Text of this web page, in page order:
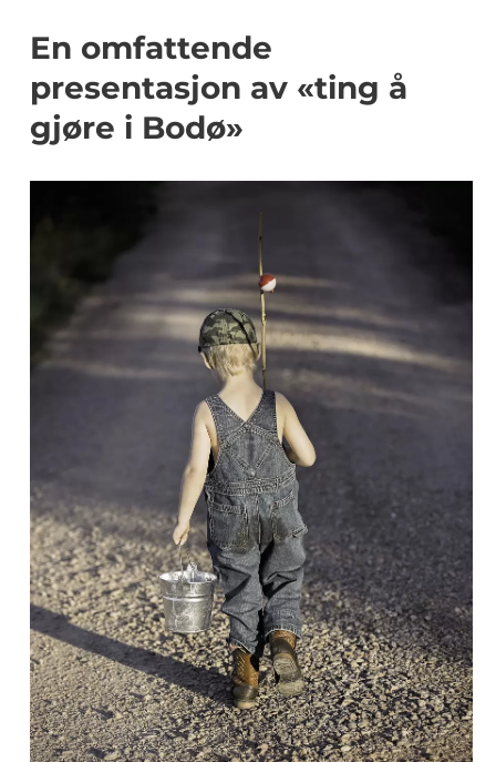
En omfattende
presentasjon av «ting å
gjøre i Bodø»